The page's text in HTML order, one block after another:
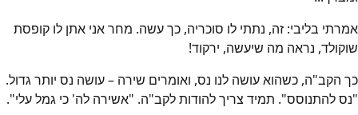
אמרתי בליבי: זה, נתתי לו סוכריה, כך עשה. מחר אני אתן לו קופסת
שוקולד, נראה מה שיעשה, ירקוד!
כך הקב"ה, כשהוא עושה לנו נס, ואומרים שירה – עושה נס יותר גדול.
"נס להתנוסס". תמיד צריך להודות לקב"ה. "אשירה לה' כי גמל עלי".